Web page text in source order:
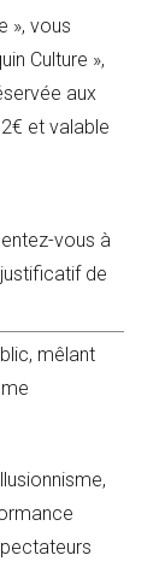
», vous
Culture »,
aux
et valable
vous à
justificatif de
mêlant